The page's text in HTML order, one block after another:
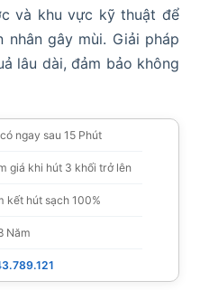
và khu vực kỹ thuật để
nhân gây mùi. Giải pháp
lâu dài, đảm bảo không
ngay sau 15 Phút
giá khi hút 3 khối trở lên
kết hút sạch 100%
Năm